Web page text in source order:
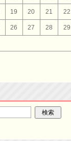
19 20 21 22
26 27 28 29